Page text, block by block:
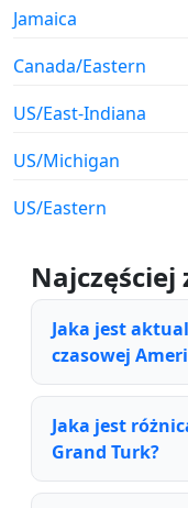
Jamaica
Canada/Eastern
US/East-Indiana
US/Michigan
US/Eastern
Jaka jest
czasowej
Jaka jest
Grand Turk?